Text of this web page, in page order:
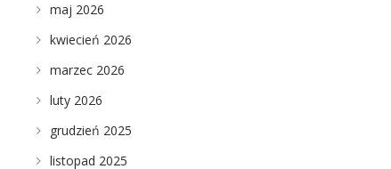
maj 2026
kwiecień 2026
marzec 2026
luty 2026
grudzień 2025
listopad 2025